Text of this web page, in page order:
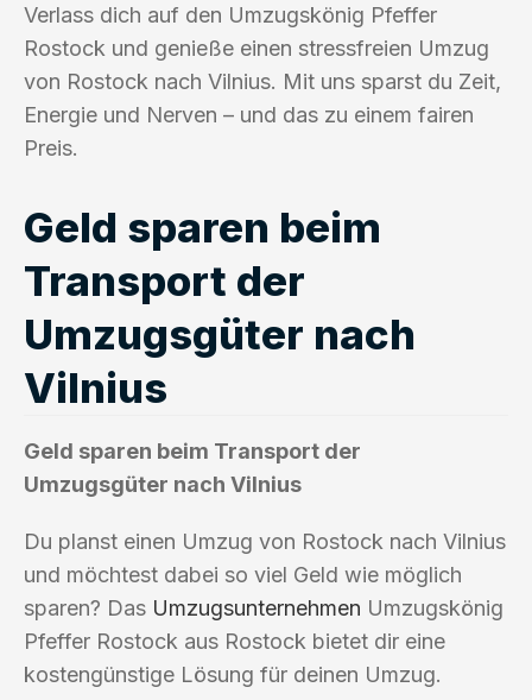
Verlass dich auf den Umzugskönig Pfeffer
Rostock und genieße einen stressfreien Umzug
von Rostock nach Vilnius. Mit uns sparst du Zeit,
Energie und Nerven – und das zu einem fairen
Preis.
Geld sparen beim
Transport der
Umzugsgüter nach
Vilnius
Geld sparen beim Transport der
Umzugsgüter nach Vilnius
Du planst einen Umzug von Rostock nach Vilnius
und möchtest dabei so viel Geld wie möglich
sparen? Das Umzugsunternehmen Umzugskönig
Pfeffer Rostock aus Rostock bietet dir eine
kostengünstige Lösung für deinen Umzug.